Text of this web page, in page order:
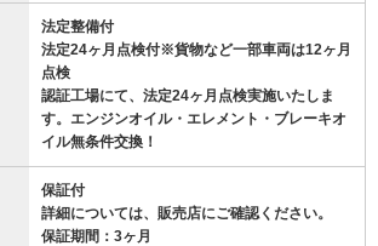
法定整備付
法定24ヶ月点検付※貨物など一部車両は12ヶ月
点検
認証工場にて、法定24ヶ月点検実施いたしま
す。エンジンオイル・エレメント・ブレーキオ
イル無条件交換！
保証付
詳細については、販売店にご確認ください。
保証期間：3ヶ月